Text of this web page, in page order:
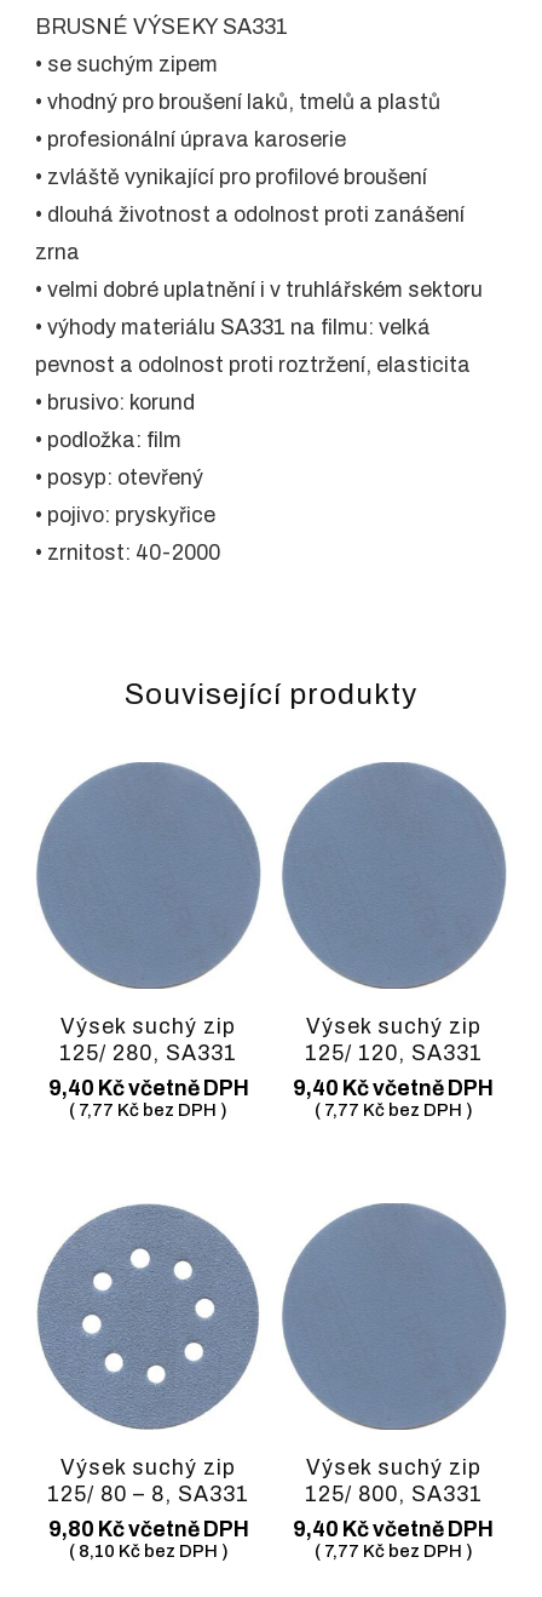
BRUSNÉ VÝSEKY SA331
• se suchým zipem
• vhodný pro broušení laků, tmelů a plastů
• profesionální úprava karoserie
• zvláště vynikající pro profilové broušení
• dlouhá životnost a odolnost proti zanášení
zrna
• velmi dobré uplatnění i v truhlářském sektoru
• výhody materiálu SA331 na filmu: velká
pevnost a odolnost proti roztržení, elasticita
• brusivo: korund
• podložka: film
• posyp: otevřený
• pojivo: pryskyřice
• zrnitost: 40-2000
Související produkty
Výsek suchý zip
125/ 280, SA331
9,40 Kčvčetně DPH
( 7,77 Kč bez DPH )
Výsek suchý zip
125/ 120, SA331
9,40 Kčvčetně DPH
( 7,77 Kčbez DPH )
Výsek suchý zip
125/ 80 – 8, SA331
9,80 Kčvčetně DPH
( 8,10 Kčbez DPH )
Výsek suchý zip
125/ 800, SA331
9,40 Kčvčetně DPH
( 7,77 Kčbez DPH )